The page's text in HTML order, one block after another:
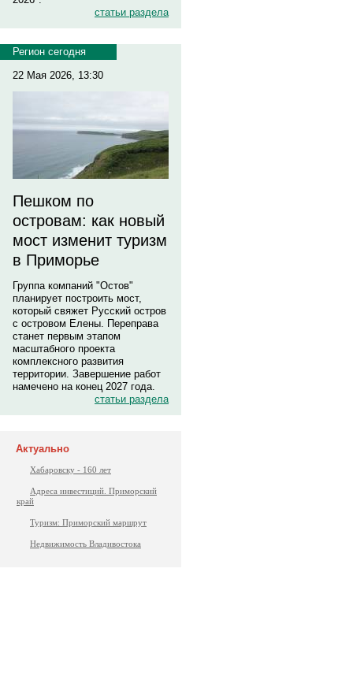
статьи раздела
Регион сегодня
22 Мая 2026, 13:30
Пешком по
островам: как новый
мост изменит туризм
в Приморье
Группа компаний "Остов"
планирует построить мост,
который свяжет Русский остров
с островом Елены. Переправа
станет первым этапом
масштабного проекта
комплексного развития
территории. Завершение работ
намечено на конец 2027 года.
статьи раздела
Актуально
Хабаровску - 160 лет
Адреса инвестиций. Приморский
край
Туризм: Приморский маршрут
Недвижимость Владивостока